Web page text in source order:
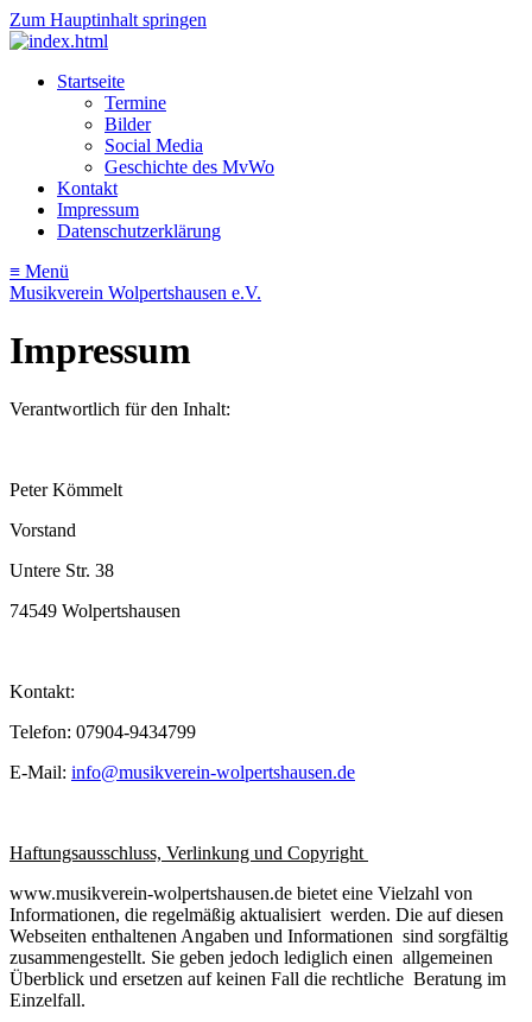
Zum Hauptinhalt springen
Startseite
Termine
Bilder
Social Media
Geschichte des MvWo
Kontakt
Impressum
Datenschutzerklärung
≡ Menü
Musikverein Wolpertshausen e.V.
Impressum
Verantwortlich für den Inhalt:
Peter Kömmelt
Vorstand
Untere Str. 38
74549 Wolpertshausen
Kontakt:
Telefon: 07904-9434799
E-Mail: info@musikverein-wolpertshausen.de
Haftungsausschluss, Verlinkung und Copyright
www.musikverein-wolpertshausen.de bietet eine Vielzahl von
Informationen, die regelmäßig aktualisiert werden. Die auf diesen
Webseiten enthaltenen Angaben und Informationen sind sorgfältig
zusammengestellt. Sie geben jedoch lediglich einen allgemeinen
Überblick und ersetzen auf keinen Fall die rechtliche Beratung im
Einzelfall.